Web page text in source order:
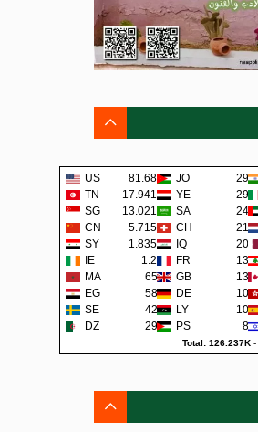
US 81.68K JO 293
TN
17.941K YE 290
SG
13.021K SA 242
CN
5.715K CH 219
SY
1.835K IQ 200
IE
1.2K FR 138
MA
659 GB 133
EG
581 DE 108
SE
422 LY 105
DZ
297 PS 80
Total: 126.237K-